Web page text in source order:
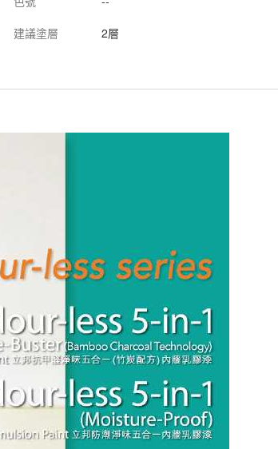
建議塗層 2層